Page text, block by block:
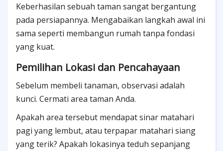
Keberhasilan sebuah taman sangat bergantung
pada persiapannya. Mengabaikan langkah awal ini
sama seperti membangun rumah tanpa fondasi
yang kuat.
Pemilihan Lokasi dan Pencahayaan
Sebelum membeli tanaman, observasi adalah
kunci. Cermati area taman Anda.
Apakah area tersebut mendapat sinar matahari
pagi yang lembut, atau terpapar matahari siang
yang terik? Apakah lokasinya teduh sepanjang